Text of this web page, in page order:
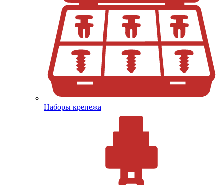
Наборы крепежа